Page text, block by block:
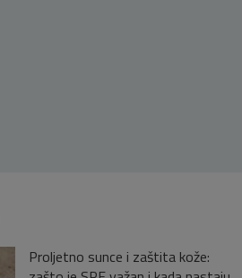
Proljetno sunce i zaštita kože: